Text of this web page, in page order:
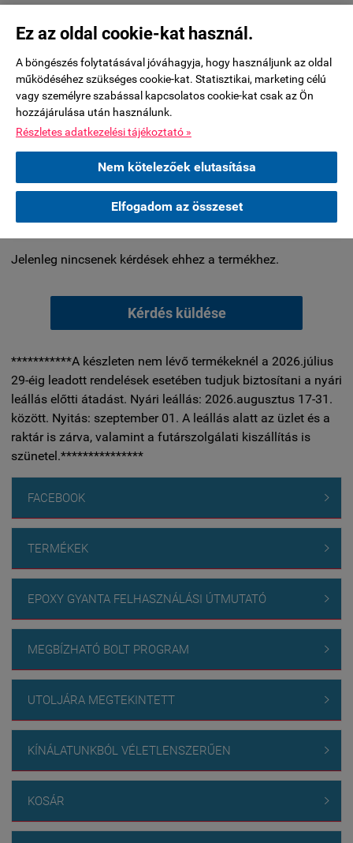
Ez az oldal cookie-kat használ.
A böngészés folytatásával jóváhagyja, hogy használjunk az oldal
működéséhez szükséges cookie-kat. Statisztikai, marketing célú
vagy személyre szabással kapcsolatos cookie-kat csak az Ön
hozzájárulása után használunk.
Részletes adatkezelési tájékoztató »
Nem kötelezőek elutasítása
Elfogadom az összeset
VÁSÁRLÓI VÉLEMÉNYEK:
Jelenleg nincsenek értékelések ehhez a termékhez.
Értékelés írása
KÉRDÉSEK ÉS VÁLASZOK:
Jelenleg nincsenek kérdések ehhez a termékhez.
Kérdés küldése
***********A készleten nem lévő termékeknél a 2026.július
29-éig leadott rendelések esetében tudjuk biztosítani a nyári
leállás előtti átadást. Nyári leállás: 2026.augusztus 17-31.
között. Nyitás: szeptember 01. A leállás alatt az üzlet és a
raktár is zárva, valamint a futárszolgálati kiszállítás is
szünetel.***************
FACEBOOK 
TERMÉKEK 
EPOXY GYANTA FELHASZNÁLÁSI ÚTMUTATÓ 
MEGBÍZHATÓ BOLT PROGRAM 
UTOLJÁRA MEGTEKINTETT 
KÍNÁLATUNKBÓL VÉLETLENSZERŰEN 
KOSÁR 